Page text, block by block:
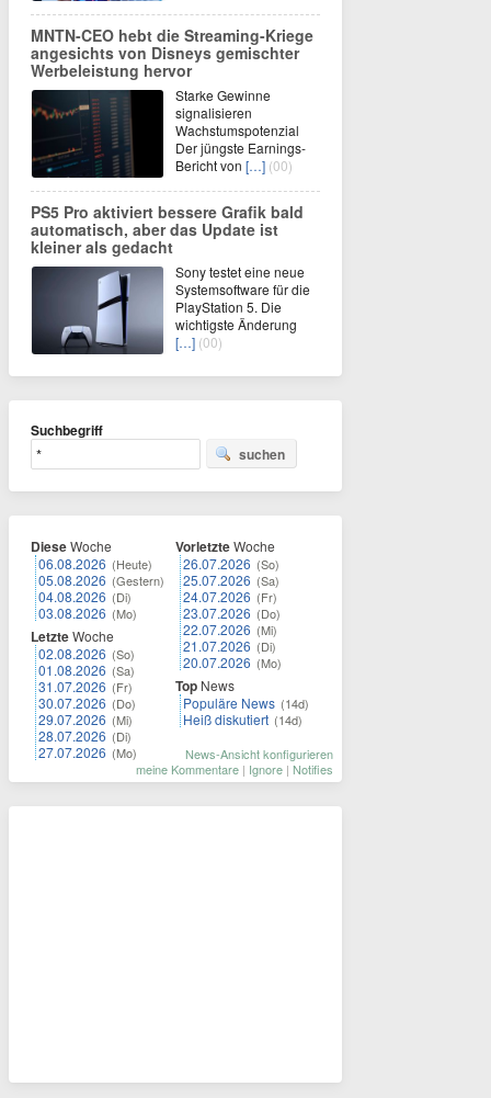
MNTN-CEO hebt die Streaming-Kriege
angesichts von Disneys gemischter
Werbeleistung hervor
Starke Gewinne
signalisieren
Wachstumspotenzial
Der jüngste Earnings-
Bericht von […] (00)
PS5 Pro aktiviert bessere Grafik bald
automatisch, aber das Update ist
kleiner als gedacht
Sony testet eine neue
Systemsoftware für die
PlayStation 5. Die
wichtigste Änderung
[…] (00)
Suchbegriff
suchen
DieseWoche
06.08.2026 (Heute)
05.08.2026 (Gestern)
04.08.2026 (Di)
03.08.2026 (Mo)
LetzteWoche
02.08.2026 (So)
01.08.2026 (Sa)
31.07.2026 (Fr)
30.07.2026 (Do)
29.07.2026 (Mi)
28.07.2026 (Di)
27.07.2026 (Mo)
VorletzteWoche
26.07.2026 (So)
25.07.2026 (Sa)
24.07.2026 (Fr)
23.07.2026 (Do)
22.07.2026 (Mi)
21.07.2026 (Di)
20.07.2026 (Mo)
Top News
Populäre News (14d)
Heiß diskutiert (14d)
News-Ansicht konfigurieren
meine Kommentare | Ignore | Notifies